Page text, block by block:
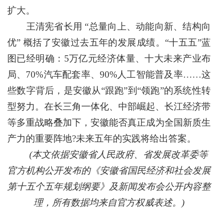
扩大。
王清宪省长用 “总量向上、动能向新、结构向
优” 概括了安徽过去五年的发展成绩。“十五五”蓝
图已经明确：5万亿元经济体量、十大未来产业布
局、70%汽车配套率、90%人工智能普及率……这
些数字背后，是安徽从“跟跑”到“领跑”的系统性转
型努力。在长三角一体化、中部崛起、长江经济带
等多重战略叠加下，安徽能否真正成为全国新质生
产力的重要阵地?未来五年的实践将给出答案。
(本文依据安徽省人民政府、省发展改革委等
官方机构公开发布的《安徽省国民经济和社会发展
第十五个五年规划纲要》及新闻发布会公开内容整
理，所有数据均来自官方权威表述。)